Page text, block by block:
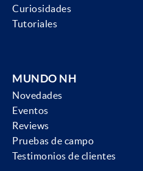
Curiosidades
Tutoriales
MUNDO NH
Novedades
Eventos
Reviews
Pruebas de campo
Testimonios de clientes